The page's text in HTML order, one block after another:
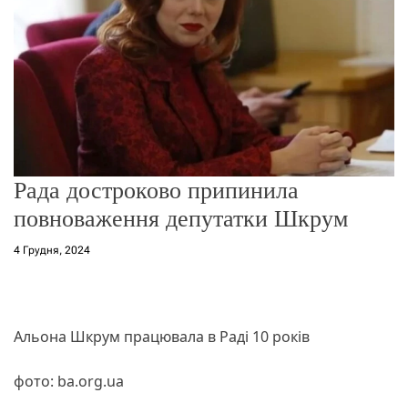
ж
у
Рада достроково припинила
повноваження депутатки Шкрум
4 Грудня, 2024
Альона Шкрум працювала в Раді 10 років
фото: ba.org.ua